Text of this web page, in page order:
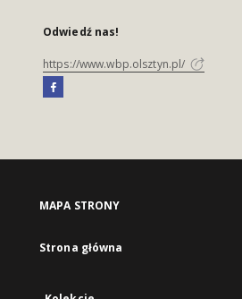
Odwiedź nas!
https://www.wbp.olsztyn.pl/
MAPA STRONY
Strona główna